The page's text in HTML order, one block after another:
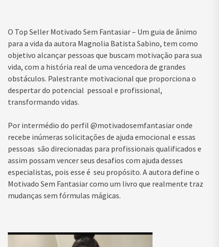
O Top Seller Motivado Sem Fantasiar – Um guia de ânimo
para a vida da autora Magnolia Batista Sabino, tem como
objetivo alcançar pessoas que buscam motivação para sua
vida, com a história real de uma vencedora de grandes
obstáculos. Palestrante motivacional que proporciona o
despertar do potencial pessoal e profissional,
transformando vidas.
Por intermédio do perfil @motivadosemfantasiar onde
recebe inúmeras solicitações de ajuda emocional e essas
pessoas são direcionadas para profissionais qualificados e
assim possam vencer seus desafios com ajuda desses
especialistas, pois esse é seu propósito. A autora define o
Motivado Sem Fantasiar como um livro que realmente traz
mudanças sem fórmulas mágicas.